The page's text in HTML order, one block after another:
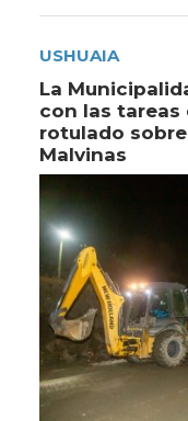
USHUAIA
La
con las
rotulado
Malvinas